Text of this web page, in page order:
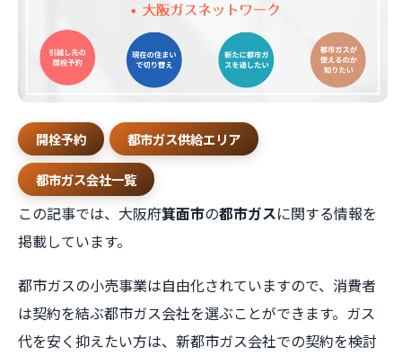
開栓予約 都市ガス供給エリア
都市ガス会社一覧
この記事では、大阪府箕面市の都市ガスに関する情報を
掲載しています。
都市ガスの小売事業は自由化されていますので、消費者
は契約を結ぶ都市ガス会社を選ぶことができます。ガス
代を安く抑えたい方は、新都市ガス会社での契約を検討